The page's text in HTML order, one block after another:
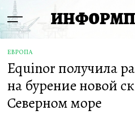
Перейти
содержимому
Menu
ОПУБЛИКОВАНО
В
ЕВРОПА
Equinor получила
на бурение новой
Северном море